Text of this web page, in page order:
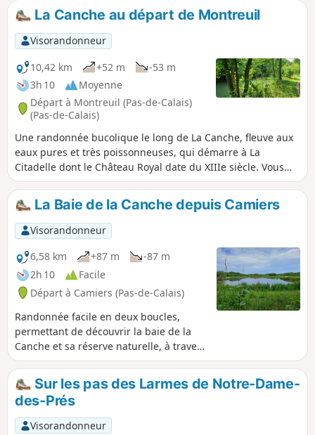
La Canche au départ de Montreuil
Visorandonneur
10,42 km
+52 m
-53 m
3h 10
Moyenne
Départ à Montreuil (Pas-de-Calais)
(Pas-de-Calais)
Une randonnée bucolique le long de La Canche, fleuve aux
eaux pures et très poissonneuses, qui démarre à La
Citadelle dont le Château Royal date du XIIIe siècle. Vous
commencerez par longer les remparts. Vous passerez par
les marais et vous flânerez au bord de La Canche. Vous
croiserez peut-être des pêcheurs ou des sportifs
s'entraînant au club de Canoë-Kayak.
La Baie de la Canche depuis Camiers
Visorandonneur
6,58 km
+87 m
-87 m
2h 10
Facile
Départ à Camiers (Pas-de-Calais)
Randonnée facile en deux boucles,
permettant de découvrir la baie de la
Canche et sa réserve naturelle, à travers
des bois dunaires avec de jolis points de
vue sur la baie et Le Touquet en
première partie, puis à travers les
marais et la baie, avec accès possible à
la plage . Retour par un bois de
Sur les pas des Larmes de Notre-Dame-
des-Prés
Visorandonneur